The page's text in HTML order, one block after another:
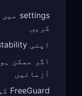
کریں
اپنی Wi-Fi stability چیک کریں
آزمائیں